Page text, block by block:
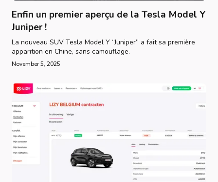
Enfin un premier aperçu de la Tesla Model Y
Juniper !
La nouveau SUV Tesla Model Y “Juniper” a fait sa première
apparition en Chine, sans camouflage.
November 5, 2025